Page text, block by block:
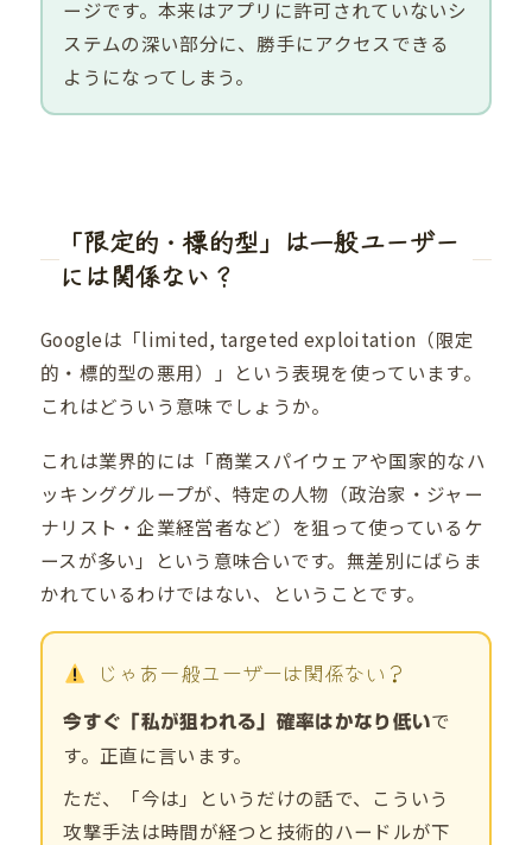
ージです。本来はアプリに許可されていないシ
ステムの深い部分に、勝手にアクセスできる
ようになってしまう。
「限定的・標的型」は一般ユーザー
には関係ない？
Googleは「limited, targeted exploitation（限定
的・標的型の悪用）」という表現を使っています。
これはどういう意味でしょうか。
これは業界的には「商業スパイウェアや国家的なハ
ッキンググループが、特定の人物（政治家・ジャー
ナリスト・企業経営者など）を狙って使っているケ
ースが多い」という意味合いです。無差別にばらま
かれているわけではない、ということです。
じゃあ一般ユーザーは関係ない？
今すぐ「私が狙われる」確率はかなり低いで
す。正直に言います。
ただ、「今は」というだけの話で、こういう
攻撃手法は時間が経つと技術的ハードルが下